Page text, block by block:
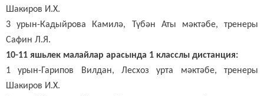
Шакиров И.Х.
3 урын-Кадыйрова Камилә, Түбән Аты мәктәбе, тренеры
Сафин Л.Я.
10-11 яшьлек малайлар арасында 1 класслы дистанция:
1 урын-Гарипов Вилдан, Лесхоз урта мәктәбе, тренеры
Шакиров И.Х.